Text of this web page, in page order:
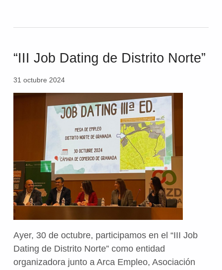
“III Job Dating de Distrito Norte”
31 octubre 2024
Ayer, 30 de octubre, participamos en el “III Job
Dating de Distrito Norte” como entidad
organizadora junto a Arca Empleo, Asociación